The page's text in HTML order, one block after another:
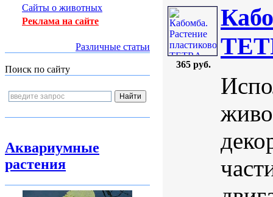
Сайты о животных
Реклама на сайте
Различные статьи
Поиск по сайту
Аквариумные
растения
365 руб.